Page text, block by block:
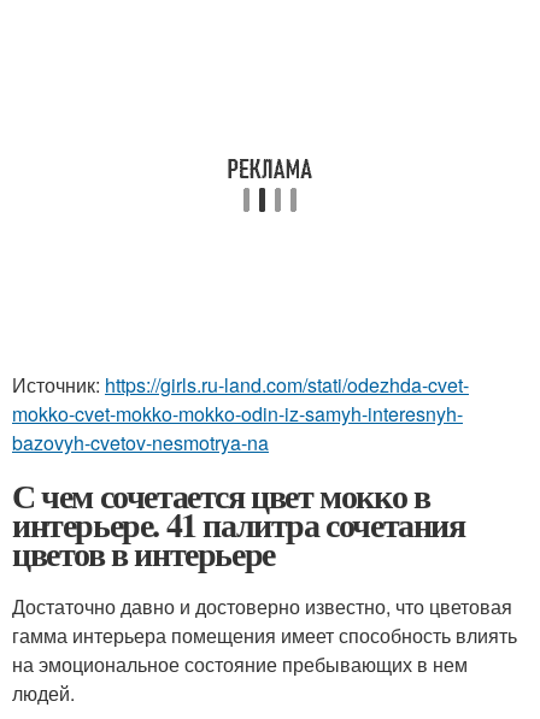
Источник: https://girls.ru-land.com/stati/odezhda-cvet-
mokko-cvet-mokko-mokko-odin-iz-samyh-interesnyh-
bazovyh-cvetov-nesmotrya-na
С чем сочетается цвет мокко в
интерьере. 41 палитра сочетания
цветов в интерьере
Достаточно давно и достоверно известно, что цветовая
гамма интерьера помещения имеет способность влиять
на эмоциональное состояние пребывающих в нем
людей.